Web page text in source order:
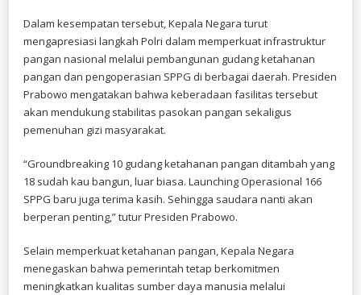
Dalam kesempatan tersebut, Kepala Negara turut
mengapresiasi langkah Polri dalam memperkuat infrastruktur
pangan nasional melalui pembangunan gudang ketahanan
pangan dan pengoperasian SPPG di berbagai daerah. Presiden
Prabowo mengatakan bahwa keberadaan fasilitas tersebut
akan mendukung stabilitas pasokan pangan sekaligus
pemenuhan gizi masyarakat.
“Groundbreaking 10 gudang ketahanan pangan ditambah yang
18 sudah kau bangun, luar biasa. Launching Operasional 166
SPPG baru juga terima kasih. Sehingga saudara nanti akan
berperan penting,” tutur Presiden Prabowo.
Selain memperkuat ketahanan pangan, Kepala Negara
menegaskan bahwa pemerintah tetap berkomitmen
meningkatkan kualitas sumber daya manusia melalui